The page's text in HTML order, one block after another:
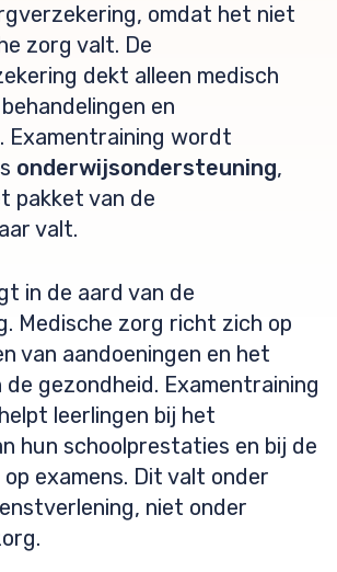
omdat het niet
zorg valt. De
dekt alleen medisch
en
Examentraining wordt
onderwijsondersteuning,
pakket van de
valt.
in de aard van de
Medische zorg richt zich op
van aandoeningen en het
gezondheid. Examentraining
leerlingen bij het
hun schoolprestaties en bij de
examens. Dit valt onder
niet onder